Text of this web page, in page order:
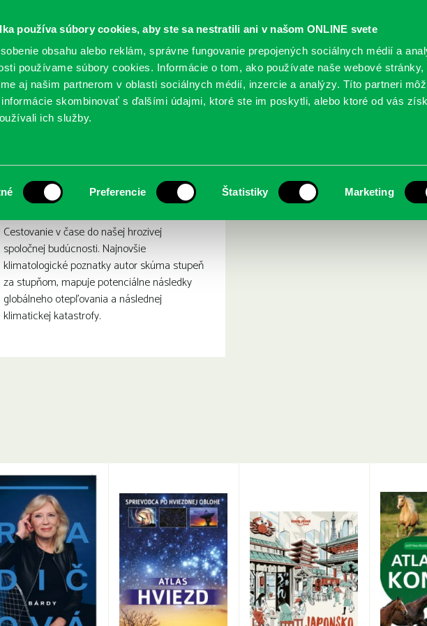
používa súbory cookies, aby ste sa nestratili ani v našom ONLINE svete
obsahu alebo reklám, správne fungovanie prepojených sociálnych médií a
používame súbory cookies. Informácie o tom, ako používate naše webové stránky,
aj našim partnerom v oblasti sociálnych médií, inzercie a analýzy. Títo partneri
skombinovať s ďalšími údajmi, ktoré ste im poskytli, alebo ktoré od vás
ich služby.
Preferencie Štatistiky Marketing
KATALÓGY SLUŽBY PODUJATIA POBOČKY O KNIŽNICI
Šesť stupňov : posledné varovanie
Cestovanie v čase do našej hrozivej
spoločnej budúcnosti. Najnovšie
klimatologické poznatky autor skúma stupeň
za stupňom, mapuje potenciálne následky
globálneho otepľovania a následnej
klimatickej katastrofy.